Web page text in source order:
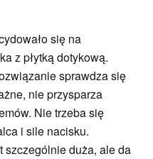
się na
z płytką dotykową.
sprawdza się
nie przysparza
Nie trzeba się
i sile nacisku.
szczególnie duża, ale da